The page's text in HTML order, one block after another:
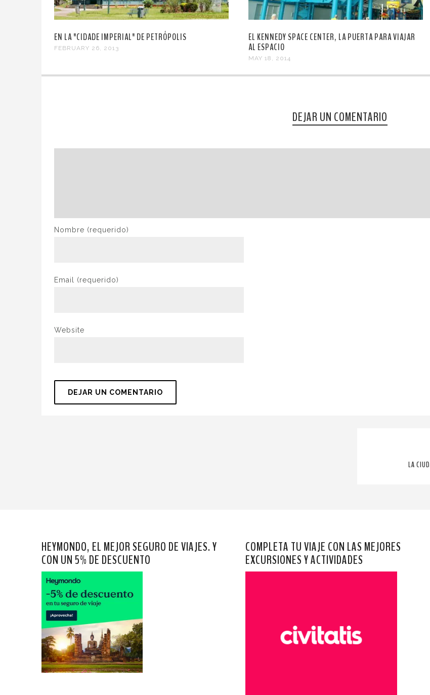
EN LA "CIDADE IMPERIAL" DE PETRÓPOLIS
FEBRUARY 26, 2013
EL KENNEDY SPACE CENTER, LA PUERTA PARA VIAJAR
AL ESPACIO
MAY 18, 2014
DEJAR UN COMENTARIO
Nombre (requerido)
Email (requerido)
Website
LA
HEYMONDO, EL MEJOR SEGURO DE VIAJES. Y
CON UN 5% DE DESCUENTO
COMPLETA TU VIAJE CON LAS MEJORES
EXCURSIONES Y ACTIVIDADES